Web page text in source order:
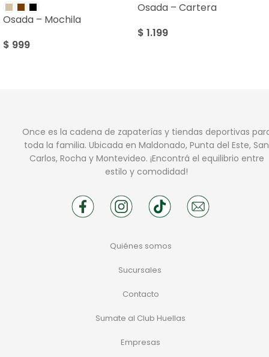
Osada – Mochila
$ 999
Osada – Cartera
$ 1.199
Once es la cadena de zapaterías y tiendas deportivas
toda la familia. Ubicada en Maldonado, Punta del Este, San
Carlos, Rocha y Montevideo. ¡Encontrá el equilibrio entre
estilo y comodidad!
Quiénes somos
Sucursales
Contacto
Sumate al Club Huellas
Empresas